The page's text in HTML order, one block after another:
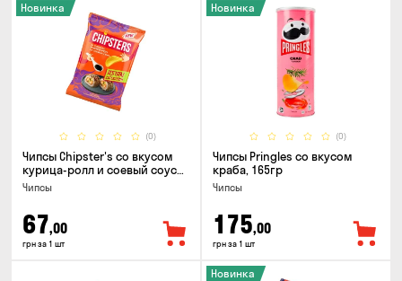
(0)
Новинка
Чипсы Chipster's со вкусом
курица-ролл и соевый соус
90г
Чипсы
67,00
грн за 1 шт
(0)
Новинка
Чипсы Pringles со вкусом
краба, 165гр
Чипсы
175,00
грн за 1 шт
Новинка